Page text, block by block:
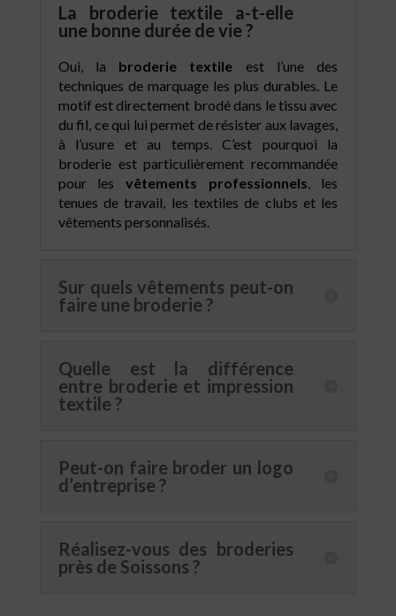
La broderie textile a-t-elle
une bonne durée de vie ?
Oui, la broderie textile est l’une des
techniques de marquage les plus durables. Le
motif est directement brodé dans le tissu avec
du fil, ce qui lui permet de résister aux lavages,
à l’usure et au temps. C’est pourquoi la
broderie est particulièrement recommandée
pour les vêtements professionnels , les
tenues de travail, les textiles de clubs et les
vêtements personnalisés.
Sur quels vêtements peut-on
faire une broderie ?
Quelle est la différence
entre broderie et impression
textile ?
Peut-on faire broder un logo
d’entreprise ?
Réalisez-vous des broderies
près de Soissons ?